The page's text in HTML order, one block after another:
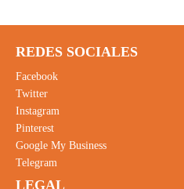
REDES SOCIALES
Facebook
Twitter
Instagram
Pinterest
Google My Business
Telegram
LEGAL